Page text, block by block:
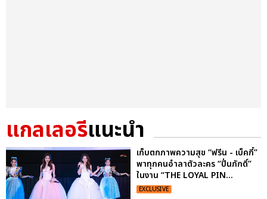
แกลเลอรีแนะนำ
เก็บตกภาพความสุข “ฟรีน - เบ็คกี้”
พาทุกคนอำลาตัวละคร “ปิ่นภักดิ์”
ในงาน “THE LOYAL PIN...
EXCLUSIVE